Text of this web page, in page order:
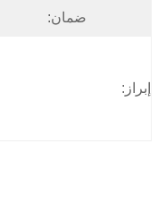
ضمان:
إبراز: